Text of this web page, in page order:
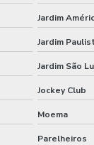
De Plástico
Personalizados
Indústria
Jardim
Jardim
Jardim São
Jockey Club
Moema
Parelheiros